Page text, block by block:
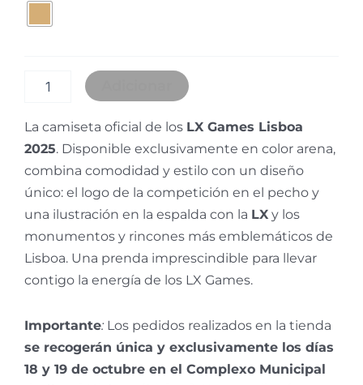
La camiseta oficial de los LX Games Lisboa
2025. Disponible exclusivamente en color arena,
combina comodidad y estilo con un diseño
único: el logo de la competición en el pecho y
una ilustración en la espalda con la LX y los
monumentos y rincones más emblemáticos de
Lisboa. Una prenda imprescindible para llevar
contigo la energía de los LX Games.
Importante: Los pedidos realizados en la tienda
se recogerán única y exclusivamente los días
18 y 19 de octubre en el Complexo Municipal